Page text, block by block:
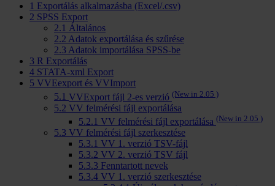
1 Exportálás alkalmazásba (Excel/.csv)
2 SPSS Export
2.1 Általános
2.2 Adatok exportálása és szűrése
2.3 Adatok importálása SPSS-be
3 R Exportálás
4 STATA-xml Export
5 VVEexport és VVImport
5.1 VVExport fájl 2-es verzió (New in 2.05 )
5.2 VV felmérési fájl exportálása
5.2.1 VV felmérési fájl exportálása (New in 2.05 )
5.3 VV felmérési fájl szerkesztése
5.3.1 VV 1. verzió TSV-fájl
5.3.2 VV 2. verzió TSV fájl
5.3.3 Fenntartott nevek
5.3.4 VV 1. verzió szerkesztése